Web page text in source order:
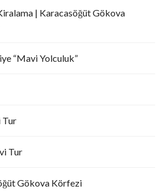
| Karacasöğüt Gökova
“Mavi Yolculuk”
Tur
Tur
Gökova Körfezi